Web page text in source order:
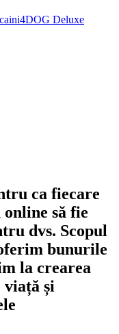
4DOG Deluxe
ca fiecare
să fie
dvs. Scopul
bunurile
la crearea
viață și